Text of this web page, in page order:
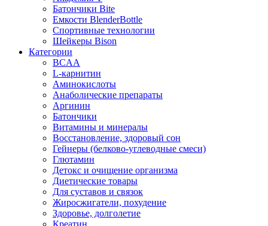
Батончики Bite
Емкости BlenderBottle
Спортивные технологии
Шейкеры Bison
Категории
BCAA
L-карнитин
Аминокислоты
Анаболические препараты
Аргинин
Батончики
Витамины и минералы
Восстановление, здоровый сон
Гейнеры (белково-углеводные смеси)
Глютамин
Детокс и очищение организма
Диетические товары
Для суставов и связок
Жиросжигатели, похудение
Здоровье, долголетие
Креатин